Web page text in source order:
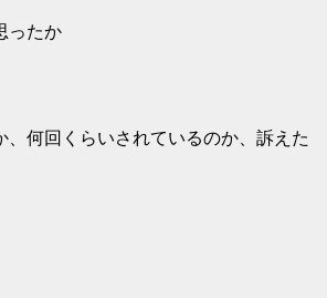
ったか
何回くらいされているのか、訴えた